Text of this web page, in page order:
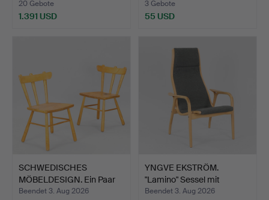
20 Gebote
1.391 USD
3 Gebote
55 USD
SCHWEDISCHES
MÖBELDESIGN. Ein Paar
Stühle …
Beendet 3. Aug 2026
YNGVE EKSTRÖM.
"Lamino" Sessel mit
Gestell…
Beendet 3. Aug 2026